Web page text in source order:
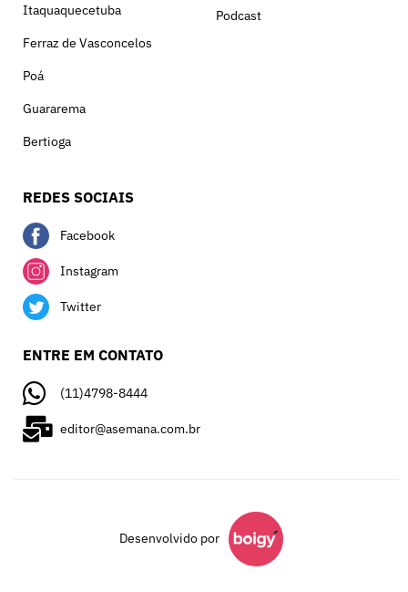
Itaquaquecetuba
Ferraz de Vasconcelos
Poá
Guararema
Bertioga
Podcast
REDES SOCIAIS
Facebook
Instagram
Twitter
ENTRE EM CONTATO
(11)4798-8444
editor@asemana.com.br
Desenvolvido por